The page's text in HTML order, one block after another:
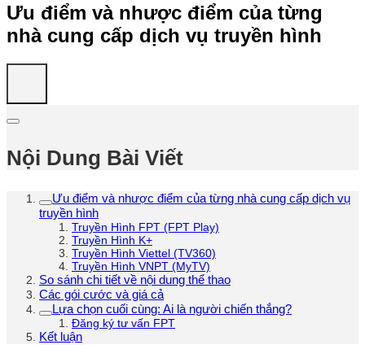
Ưu điểm và nhược điểm của từng
nhà cung cấp dịch vụ truyền hình
Nội Dung Bài Viết
Ưu điểm và nhược điểm của từng nhà cung cấp dịch vụ
truyền hình
Truyền Hình FPT (FPT Play)
Truyền Hình K+
Truyền Hình Viettel (TV360)
Truyền Hình VNPT (MyTV)
So sánh chi tiết về nội dung thể thao
Các gói cước và giá cả
Lựa chọn cuối cùng: Ai là người chiến thắng?
Đăng ký tư vấn FPT
Kết luận